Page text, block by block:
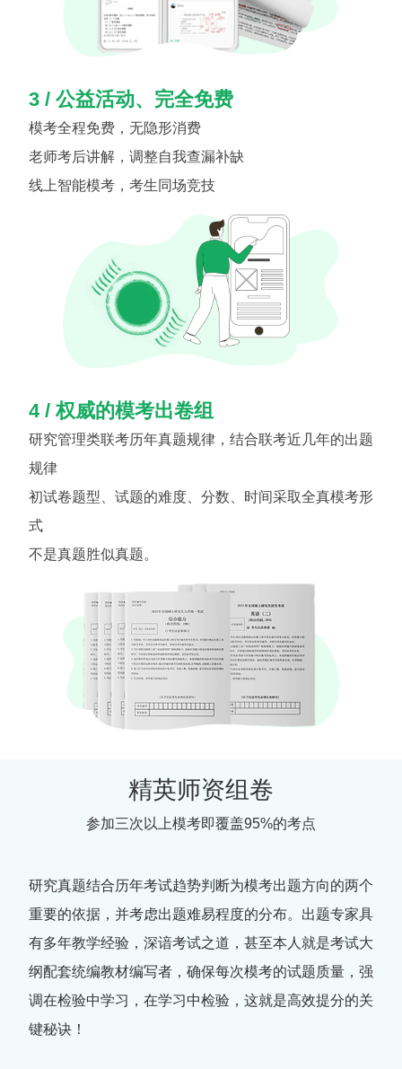
3 / 公益活动、完全免费
模考全程免费，无隐形消费
老师考后讲解，调整自我查漏补缺
线上智能模考，考生同场竞技
4 / 权威的模考出卷组
研究管理类联考历年真题规律，结合联考近几年的出题
规律
初试卷题型、试题的难度、分数、时间采取全真模考形
式
不是真题胜似真题。
精英师资组卷
参加三次以上模考即覆盖95%的考点
研究真题结合历年考试趋势判断为模考出题方向的两个
重要的依据，并考虑出题难易程度的分布。出题专家具
有多年教学经验，深谙考试之道，甚至本人就是考试大
纲配套统编教材编写者，确保每次模考的试题质量，强
调在检验中学习，在学习中检验，这就是高效提分的关
键秘诀！